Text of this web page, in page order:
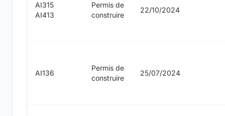
AI315
AI413
Permis de
construire
22/10/2024
AI136
Permis de
construire
25/07/2024